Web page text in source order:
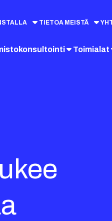
TIETOA MEISTÄ
Toimialat